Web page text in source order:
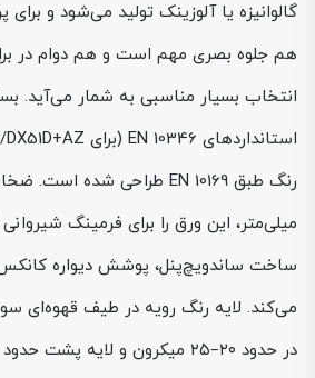
گالوانیزه یا آلوزینک تولید می‌شود و برای
هم جلوه بصری مهم است و هم دوام در
انتخاب بسیار مناسبی به شمار می‌آید.
میلی‌متر، این ورق را برای فرمینگ
ساخت ساندویچ‌پنل، پوشش دیواره